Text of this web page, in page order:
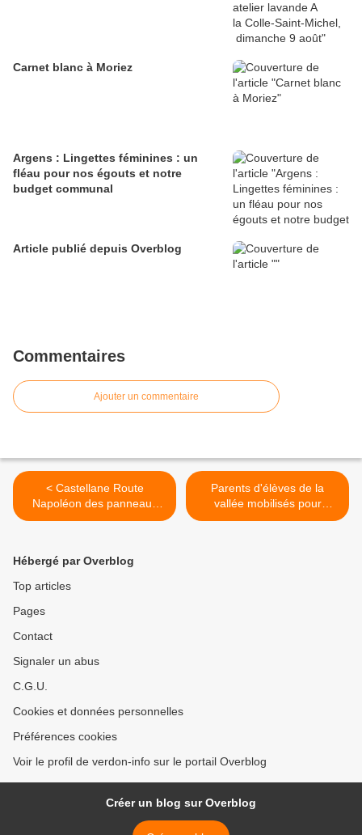
Carnet blanc à Moriez
Argens : Lingettes féminines : un
fléau pour nos égouts et notre
budget communal
Article publié depuis Overblog
Commentaires
Ajouter un commentaire
< Castellane Route
Napoléon des panneaux
installées
Parents d'élèves de la
vallée mobilisés pour
l'ouverture de la classe Ulis
Hébergé par Overblog
Top articles
Pages
Contact
Signaler un abus
C.G.U.
Cookies et données personnelles
Préférences cookies
Voir le profil de verdon-info sur le portail Overblog
Créer un blog sur Overblog